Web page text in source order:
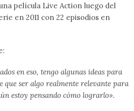
película Live Action luego del
en 2011 con 22 episodios en
en eso, tengo algunas ideas para
que ser algo realmente relevante para
estoy pensando cómo lograrlo».